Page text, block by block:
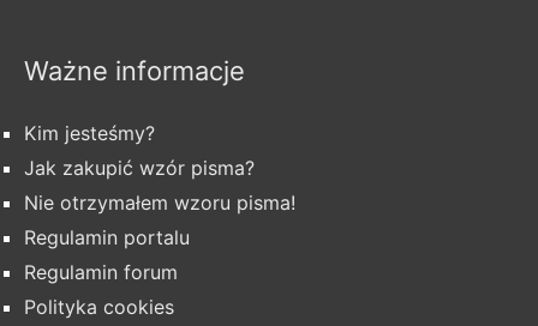
Ważne informacje
Kim jesteśmy?
Jak zakupić wzór pisma?
Nie otrzymałem wzoru pisma!
Regulamin portalu
Regulamin forum
Polityka cookies